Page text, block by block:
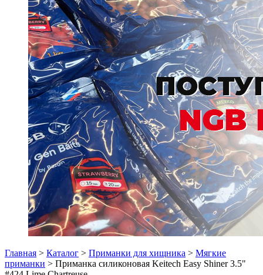
Главная > Каталог > Приманки для хищника > Мягкие
приманки > Приманка силиконовая Keitech Easy Shiner 3.5"